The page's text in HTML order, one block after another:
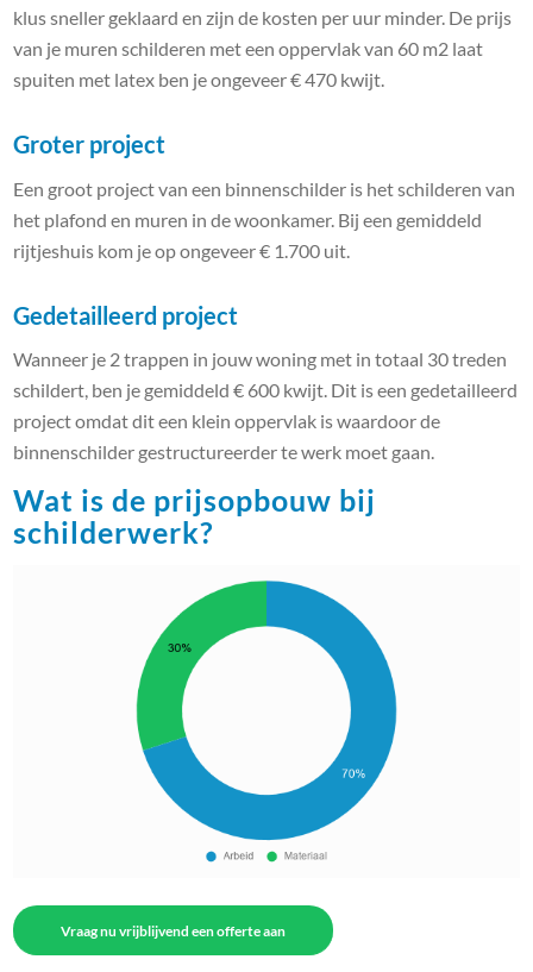
klus sneller geklaard en zijn de kosten per uur minder. De prijs
van je muren schilderen met een oppervlak van 60 m2 laat
spuiten met latex ben je ongeveer € 470 kwijt.
Groter project
Een groot project van een binnenschilder is het schilderen van
het plafond en muren in de woonkamer. Bij een gemiddeld
rijtjeshuis kom je op ongeveer € 1.700 uit.
Gedetailleerd project
Wanneer je 2 trappen in jouw woning met in totaal 30 treden
schildert, ben je gemiddeld € 600 kwijt. Dit is een gedetailleerd
project omdat dit een klein oppervlak is waardoor de
binnenschilder gestructureerder te werk moet gaan.
Wat is de prijsopbouw bij
schilderwerk?
Vraag nu vrijblijvend een offerte aan